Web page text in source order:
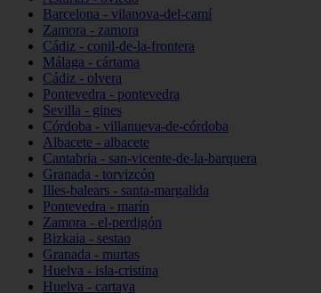
Barcelona - vilanova-del-camí
Zamora - zamora
Cádiz - conil-de-la-frontera
Málaga - cártama
Cádiz - olvera
Pontevedra - pontevedra
Sevilla - gines
Córdoba - villanueva-de-córdoba
Albacete - albacete
Cantabria - san-vicente-de-la-barquera
Granada - torvizcón
Illes-balears - santa-margalida
Pontevedra - marín
Zamora - el-perdigón
Bizkaia - sestao
Granada - murtas
Huelva - isla-cristina
Huelva - cartaya